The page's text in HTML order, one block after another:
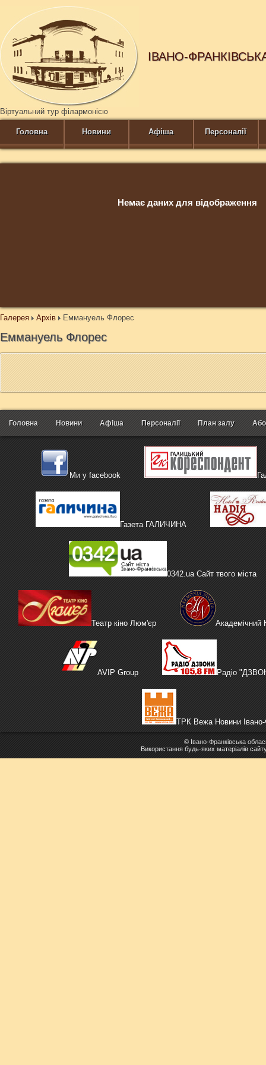
ІВАНО-
Віртуальний тур філармонією
Головна Новини Афіша Персоналії
Немає даних для відображення
Галерея Архів Еммануель Флорес
Еммануель Флорес
Головна Новини Афіша Персоналії План залу
Ми у facebook
Газета ГАЛИЧИНА
0342.ua Сайт твого міста
Театр кіно Люм'єр Академічний
AVIP Group Радіо
ТРК Вежа Новини Івано-
© Івано-Франківська
Використання будь-яких матеріалів